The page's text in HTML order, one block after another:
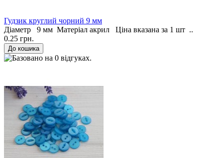
Гудзик круглий чорний 9 мм
Діаметр 9 мм Матеріал акрил Ціна вказана за 1 шт ..
0.25 грн.